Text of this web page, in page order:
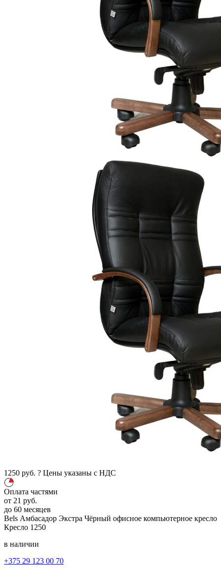
1250 руб. ? Цены указаны с НДС
Оплата частями
от 21 руб.
до 60 месяцев
Bels Амбасадор Экстра Чёрный офисное компьютерное кресло
Кресло 1250
в наличии
+375 29 123 00 70